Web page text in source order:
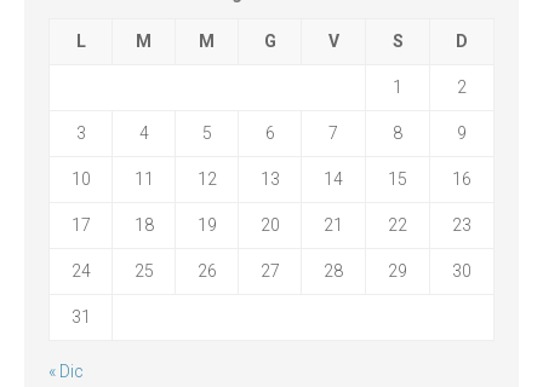
L M M G V S D
1 2
3 4 5 6 7 8 9
10 11 12 13 14 15 16
17 18 19 20 21 22 23
24 25 26 27 28 29 30
31
« Dic